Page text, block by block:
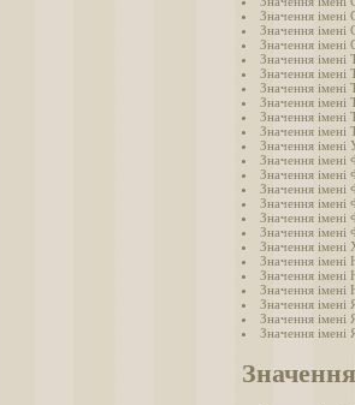
Значення імені
Значення імені
Значення імені
Значення імені
Значення імені
Значення імені
Значення імені
Значення імені
Значення імені
Значення імені
Значення імені
Значення імені
Значення імені
Значення імені
Значення імені
Значення імені
Значення імені
Значення імені
Значення імені
Значення
Значення імені
Значення імені
Значення імені